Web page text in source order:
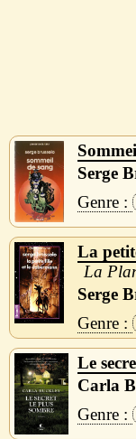
Serge
La
La
Serge
Le
Carla